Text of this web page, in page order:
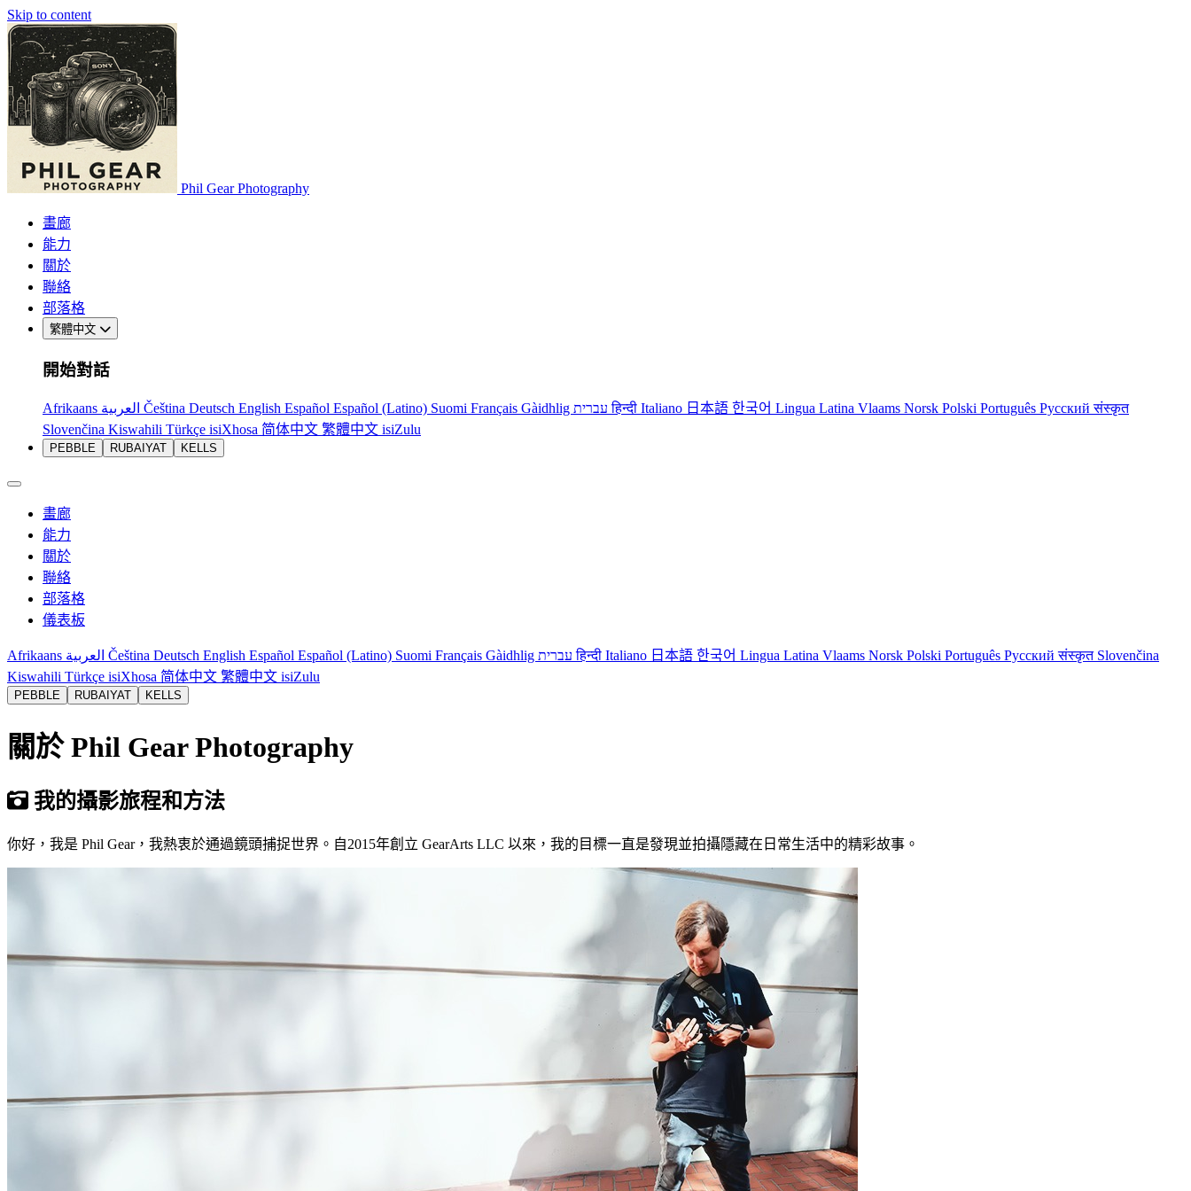
Skip to content
Phil Gear Photography
畫廊
能力
關於
聯絡
部落格
繁體中文
開始對話
Afrikaans Čeština Deutsch English Español Español (Latino) Suomi Français Gàidhlig עבריתहिन्दी Italiano 日本語 한국어 Lingua Latina Vlaams Norsk Polski Português Русскийसंस्कृत
Slovenčina Kiswahili Türkçe isiXhosa 简体中文 繁體中文 isiZulu
PEBBLE RUBAIYAT KELLS
畫廊
能力
關於
聯絡
部落格
儀表板
Afrikaans Čeština Deutsch English Español Español (Latino) Suomi Français Gàidhlig עבריתहिन्दी Italiano 日本語 한국어 Lingua Latina Vlaams Norsk Polski Português Русскийसंस्कृत Slovenčina
Kiswahili Türkçe isiXhosa 简体中文 繁體中文 isiZulu
PEBBLE RUBAIYAT KELLS
關於 Phil Gear Photography
我的攝影旅程和方法
你好，我是 Phil Gear，我熱衷於通過鏡頭捕捉世界。自2015年創立 GearArts LLC 以來，我的目標一直是發現並拍攝隱藏在日常生活中的精彩故事。